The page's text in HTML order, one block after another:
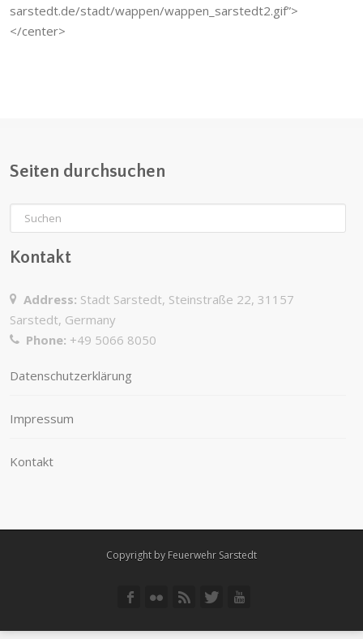
sarstedt.de/stadt/wappen/wappen_sarstedt2.gif”>
</center>
Seiten durchsuchen
Kontakt
Address: Stadt Sarstedt, Steinstraße 22, 31157
Sarstedt, Germany
Phone: +49 5066 8050
Datenschutzerklärung
Impressum
Kontakt
Copyright by Feuerwehr Sarstedt